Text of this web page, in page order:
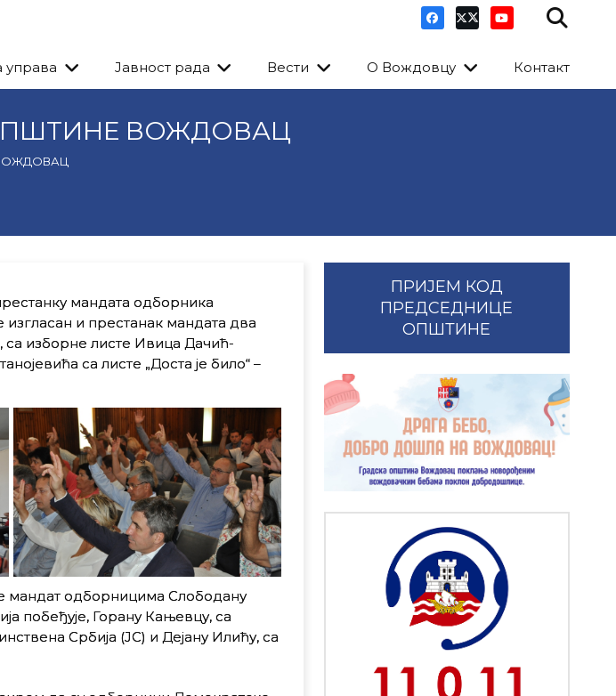
управа Јавност рада Вести О Вождовцу Контакт
ВОЖДОВАЦ
мандата одборника
и престанак мандата два
са изборне листе Ивица Дачић-
са листе „Доста је било“ –
мандат одборницима Слободану
побеђује, Горану Кањевцу, са
Србијa (ЈС) и Дејану Илићу, са
ПРИЈЕМ КОД
ПРЕДСЕДНИЦЕ
ОПШТИНЕ